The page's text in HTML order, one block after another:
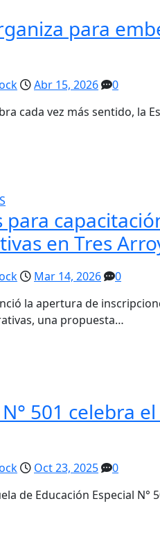
para
Abr 15, 2026
0
cada vez más sentido, la
para
en Tres
Mar 14, 2026
0
la apertura de
una propuesta…
501 celebra
Oct 23, 2025
0
de Educación Especial